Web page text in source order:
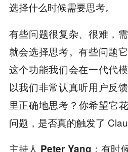
选择什么时候需要思考。
有些问题很复杂、很难，
就会选择思考。有些问题
这个功能我们会在一代代
以我们非常认真听用户反
里正确地思考？你希望它
问题，是否真的触发了
主持人 Peter Yang：有时